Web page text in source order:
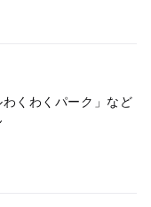
わくわくパーク」など